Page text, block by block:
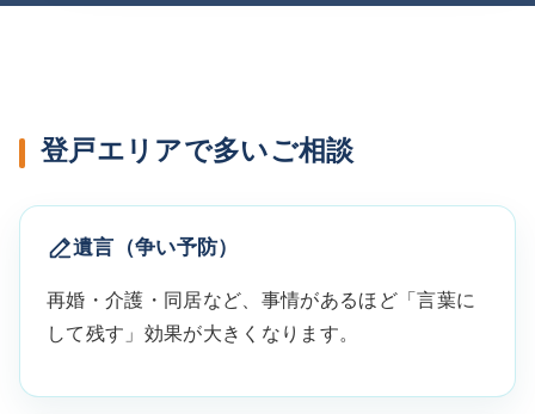
登戸エリアで多いご相談
遺言（争い予防）
再婚・介護・同居など、事情があるほど「言葉に
して残す」効果が大きくなります。